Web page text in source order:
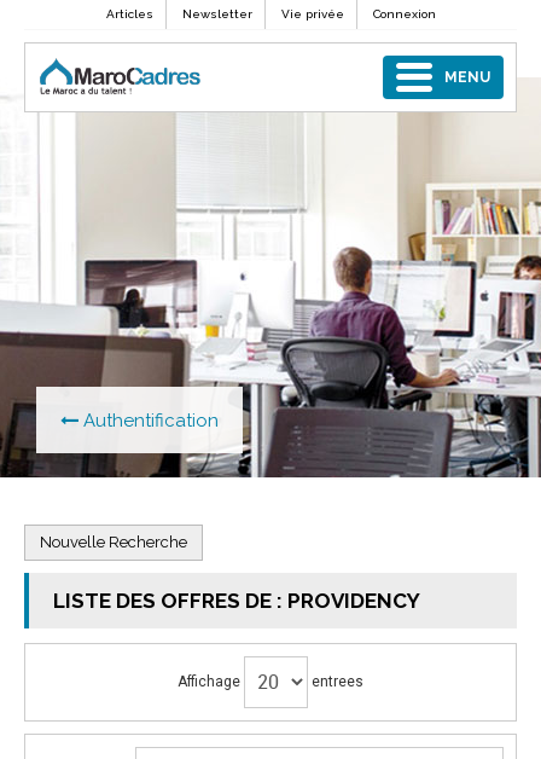
Articles Newsletter Vie privée Connexion
MENU
Authentification
Nouvelle Recherche
LISTE DES OFFRES DE : PROVIDENCY
Affichage entrees